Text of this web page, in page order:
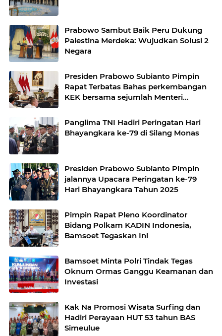
Prabowo Sambut Baik Peru Dukung
Palestina Merdeka: Wujudkan Solusi 2
Negara
Presiden Prabowo Subianto Pimpin
Rapat Terbatas Bahas perkembangan
KEK bersama sejumlah Menteri
Panglima TNI Hadiri Peringatan Hari
Bhayangkara ke-79 di Silang Monas
Presiden Prabowo Subianto Pimpin
jalannya Upacara Peringatan ke-79
Hari Bhayangkara Tahun 2025
Pimpin Rapat Pleno Koordinator
Bidang Polkam KADIN Indonesia,
Bamsoet Tegaskan Ini
Bamsoet Minta Polri Tindak Tegas
Oknum Ormas Ganggu Keamanan dan
Investasi
Kak Na Promosi Wisata Surfing dan
Hadiri Perayaan HUT 53 tahun BAS
Simeulue